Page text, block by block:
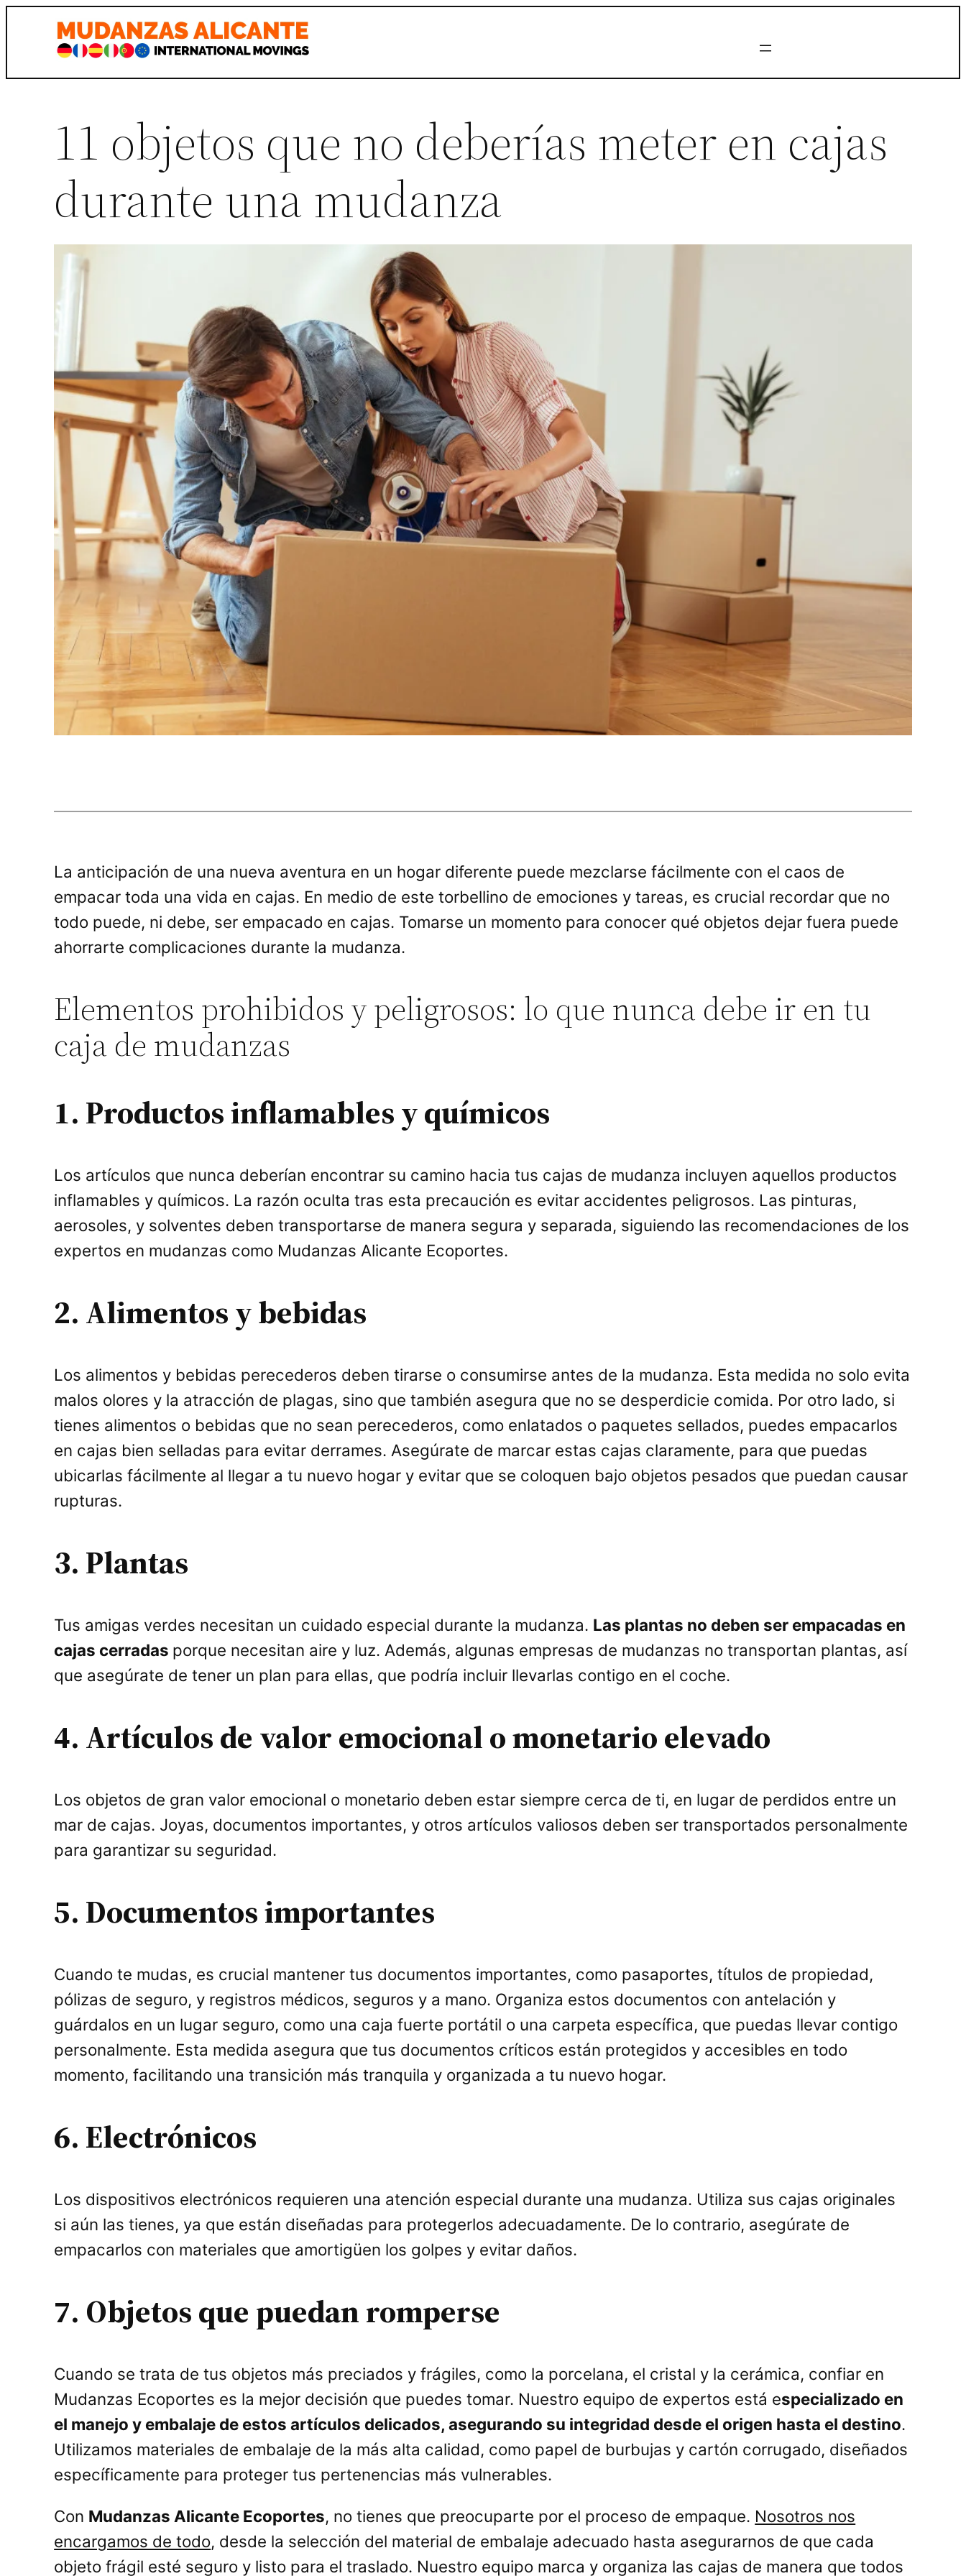
11 objetos que no deberías meter en cajas
durante una mudanza
La anticipación de una nueva aventura en un hogar diferente puede mezclarse fácilmente con el caos de
empacar toda una vida en cajas. En medio de este torbellino de emociones y tareas, es crucial recordar que no
todo puede, ni debe, ser empacado en cajas. Tomarse un momento para conocer qué objetos dejar fuera puede
ahorrarte complicaciones durante la mudanza.
Elementos prohibidos y peligrosos: lo que nunca debe ir en tu
caja de mudanzas
1. Productos inflamables y químicos
Los artículos que nunca deberían encontrar su camino hacia tus cajas de mudanza incluyen aquellos productos
inflamables y químicos. La razón oculta tras esta precaución es evitar accidentes peligrosos. Las pinturas,
aerosoles, y solventes deben transportarse de manera segura y separada, siguiendo las recomendaciones de los
expertos en mudanzas como Mudanzas Alicante Ecoportes.
2. Alimentos y bebidas
Los alimentos y bebidas perecederos deben tirarse o consumirse antes de la mudanza. Esta medida no solo evita
malos olores y la atracción de plagas, sino que también asegura que no se desperdicie comida. Por otro lado, si
tienes alimentos o bebidas que no sean perecederos, como enlatados o paquetes sellados, puedes empacarlos
en cajas bien selladas para evitar derrames. Asegúrate de marcar estas cajas claramente, para que puedas
ubicarlas fácilmente al llegar a tu nuevo hogar y evitar que se coloquen bajo objetos pesados que puedan causar
rupturas.
3. Plantas
Tus amigas verdes necesitan un cuidado especial durante la mudanza. Las plantas no deben ser empacadas en
cajas cerradas porque necesitan aire y luz. Además, algunas empresas de mudanzas no transportan plantas, así
que asegúrate de tener un plan para ellas, que podría incluir llevarlas contigo en el coche.
4. Artículos de valor emocional o monetario elevado
Los objetos de gran valor emocional o monetario deben estar siempre cerca de ti, en lugar de perdidos entre un
mar de cajas. Joyas, documentos importantes, y otros artículos valiosos deben ser transportados personalmente
para garantizar su seguridad.
5. Documentos importantes
Cuando te mudas, es crucial mantener tus documentos importantes, como pasaportes, títulos de propiedad,
pólizas de seguro, y registros médicos, seguros y a mano. Organiza estos documentos con antelación y
guárdalos en un lugar seguro, como una caja fuerte portátil o una carpeta específica, que puedas llevar contigo
personalmente. Esta medida asegura que tus documentos críticos están protegidos y accesibles en todo
momento, facilitando una transición más tranquila y organizada a tu nuevo hogar.
6. Electrónicos
Los dispositivos electrónicos requieren una atención especial durante una mudanza. Utiliza sus cajas originales
si aún las tienes, ya que están diseñadas para protegerlos adecuadamente. De lo contrario, asegúrate de
empacarlos con materiales que amortigüen los golpes y evitar daños.
7. Objetos que puedan romperse
Cuando se trata de tus objetos más preciados y frágiles, como la porcelana, el cristal y la cerámica, confiar en
Mudanzas Ecoportes es la mejor decisión que puedes tomar. Nuestro equipo de expertos está especializado en
el manejo y embalaje de estos artículos delicados, asegurando su integridad desde el origen hasta el destino.
Utilizamos materiales de embalaje de la más alta calidad, como papel de burbujas y cartón corrugado, diseñados
específicamente para proteger tus pertenencias más vulnerables.
Con Mudanzas Alicante Ecoportes, no tienes que preocuparte por el proceso de empaque. Nosotros nos
encargamos de todo, desde la selección del material de embalaje adecuado hasta asegurarnos de que cada
objeto frágil esté seguro y listo para el traslado. Nuestro equipo marca y organiza las cajas de manera que todos